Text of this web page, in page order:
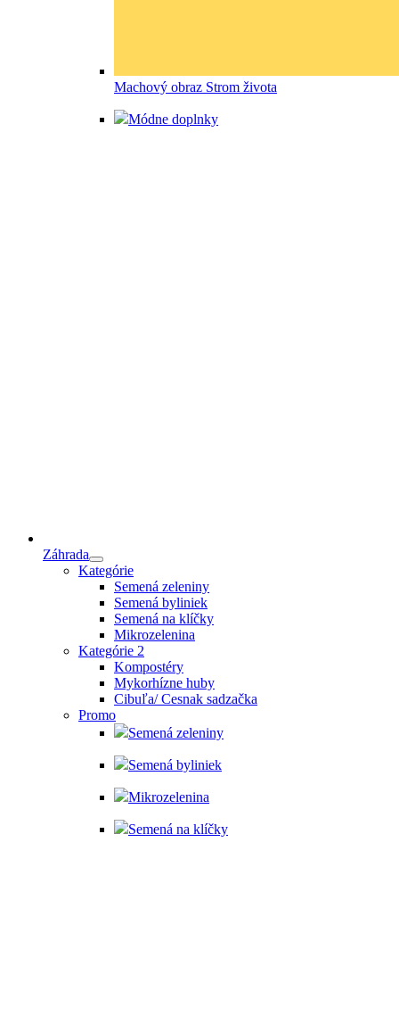
Machový obraz Strom života
Módne doplnky
Záhrada
Kategórie
Semená zeleniny
Semená byliniek
Semená na klíčky
Mikrozelenina
Kategórie 2
Kompostéry
Mykorhízne huby
Cibuľa/ Cesnak sadzačka
Promo
Semená zeleniny
Semená byliniek
Mikrozelenina
Semená na klíčky